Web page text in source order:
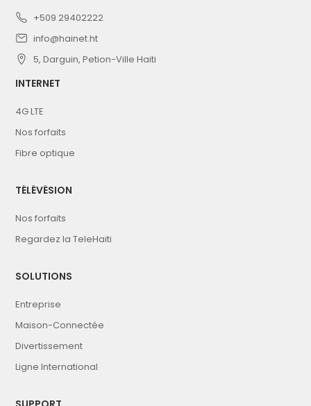
+509 29402222
info@hainet.ht
5, Darguin, Petion-Ville Haiti
INTERNET
4G LTE
Nos forfaits
Fibre optique
TÉLÉVÉSION
Nos forfaits
Regardez la TeleHaiti
SOLUTIONS
Entreprise
Maison-Connectée
Divertissement
Ligne International